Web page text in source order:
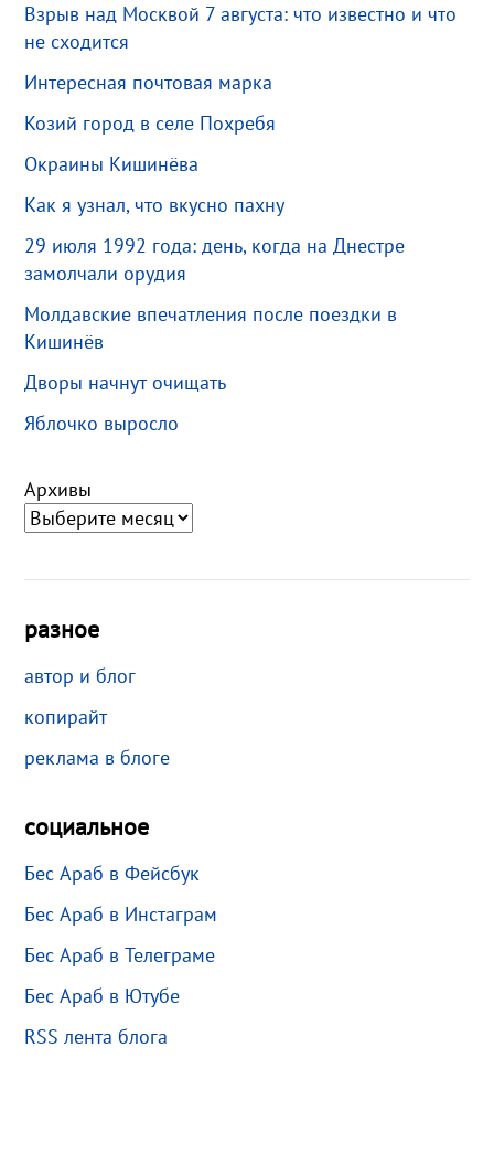
Взрыв над Москвой 7 августа: что известно и что
не сходится
Интересная почтовая марка
Козий город в селе Похребя
Окраины Кишинёва
Как я узнал, что вкусно пахну
29 июля 1992 года: день, когда на Днестре
замолчали орудия
Молдавские впечатления после поездки в
Кишинёв
Дворы начнут очищать
Яблочко выросло
Архивы
разное
автор и блог
копирайт
реклама в блоге
социальное
Бес Араб в Фейсбук
Бес Араб в Инстаграм
Бес Араб в Телеграме
Бес Араб в Ютубе
RSS лента блога